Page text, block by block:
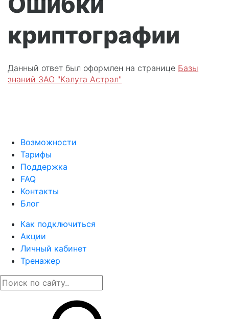
криптографии
Данный ответ был оформлен на странице Базы
знаний ЗАО "Калуга Астрал"
Возможности
Тарифы
Поддержка
FAQ
Контакты
Блог
Как подключиться
Акции
Личный кабинет
Тренажер